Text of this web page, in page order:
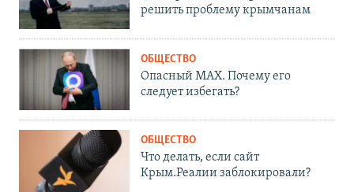
решить проблему крымчанам
ОБЩЕСТВО
Опасный MAX. Почему его
следует избегать?
ОБЩЕСТВО
Что делать, если сайт
Крым.Реалии заблокировали?